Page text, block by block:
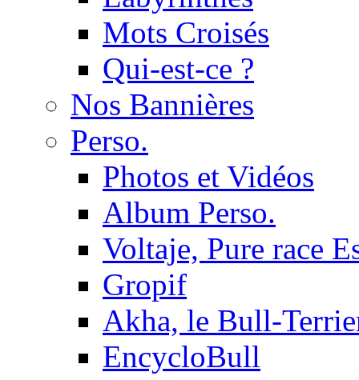
Mots Croisés
Qui-est-ce ?
Nos Bannières
Perso.
Photos et Vidéos
Album Perso.
Voltaje, Pure race
Gropif
Akha, le Bull-
EncycloBull